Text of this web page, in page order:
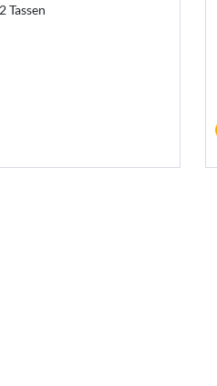
Tassen